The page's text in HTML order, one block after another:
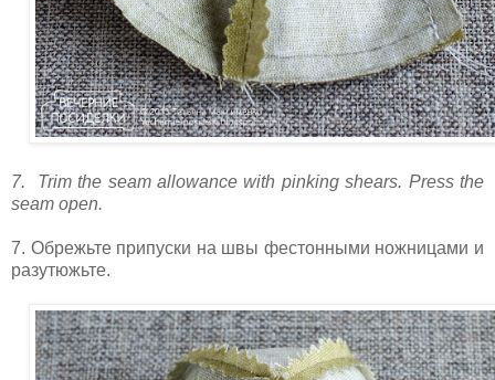
7. Trim the seam allowance with pinking shears. Press the
seam open.
7. Обрежьте припуски на швы фестонными ножницами и
разутюжьте.